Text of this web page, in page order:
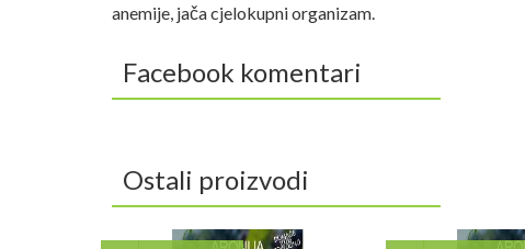
anemije, jača cjelokupni organizam.
Facebook komentari
Ostali proizvodi